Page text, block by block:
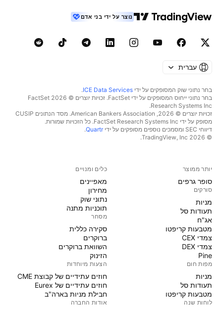
נוצר על ידי בני אדם
עברית
בחר נתוני שוק המסופקים על ידי ICE Data Services
.
בחר נתוני ייחוס המסופקים על ידי FactSet. זכויות יוצרים © 2026 ‏FactSet
Research Systems Inc.‏
זכויות יוצרים © 2026, ‏American Bankers Association. מסד הנתונים CUSIP
מסופק על ידי FactSet Research Systems Inc. כל הזכויות שמורות.
דיווחי SEC ומסמכים נוספים מסופקים על ידי
Quartr
.
© 2026 ‏TradingView, Inc.‏
יותר ממוצר
סופר גרפים
סורקים
מניות‏
תעודות סל
אג"ח
מטבעות קריפטו
צמדי CEX
צמדי DEX
Pine
מפות חום
מניות‏
תעודות סל
מטבעות קריפטו
לוחות שנה
כלים ומנויים
מאפיינים
מחירון
נתוני שוק
תוכניות מתנה
מסחר
סקירה כללית
ברוקרים
השוואת ברוקרים
הזינוק
הצעות מיוחדות
חוזים עתידיים של קבוצת CME
חוזים עתידיים של Eurex
חבילת מניות בארה"ב
אודות החברה